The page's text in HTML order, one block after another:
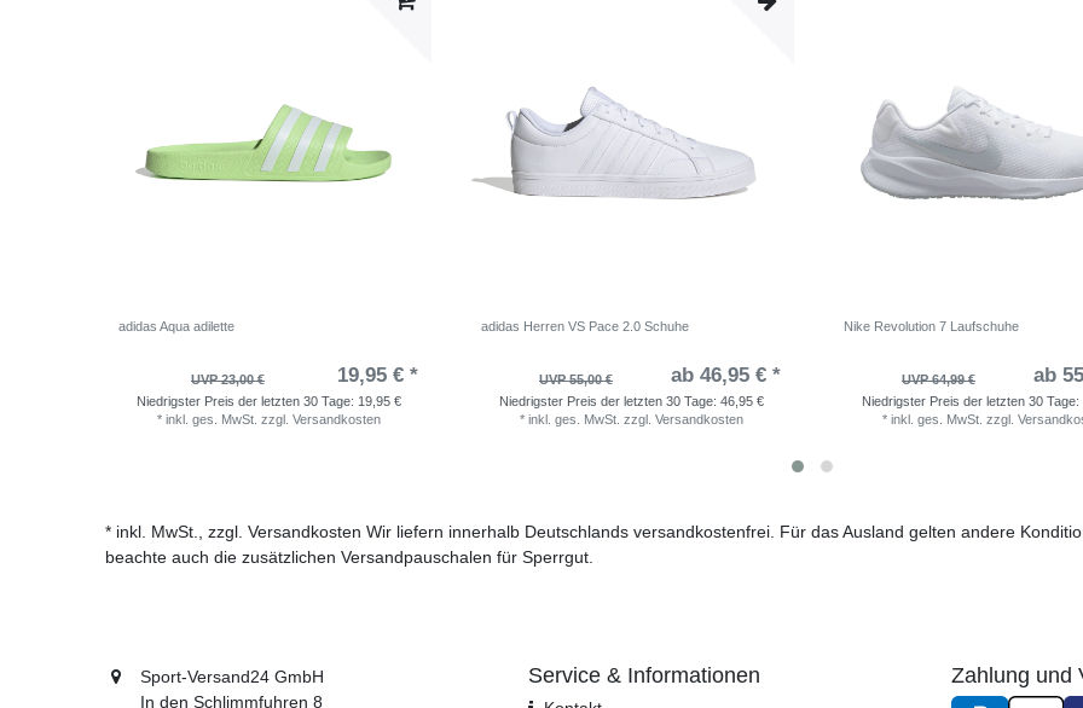
adidas Aqua adilette
UVP 23,00 € 19,95 € *
Niedrigster Preis der letzten 30 Tage: 19,95 €
* inkl. ges. MwSt. zzgl. Versandkosten
adidas Herren VS Pace 2.0 Schuhe
UVP 55,00 € ab 46,95 € *
Niedrigster Preis der letzten 30 Tage: 46,95 €
* inkl. ges. MwSt. zzgl. Versandkosten
Nike Revolution 7 Laufschuhe
UVP 64,99 € ab
Niedrigster Preis der letzten 30 Tage:
* inkl. ges. MwSt. zzgl.
* inkl. MwSt., zzgl. Versandkosten Wir liefern innerhalb Deutschlands versandkostenfrei. Für das Ausland gelten andere
beachte auch die zusätzlichen Versandpauschalen für Sperrgut.
Sport-Versand24 GmbH
In den Schlimmfuhren 8
Service & Informationen Zahlung und